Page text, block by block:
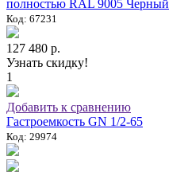
полностью RAL 9005 Черный
Код: 67231
127 480 р.
Узнать скидку!
1
Добавить к сравнению
Гастроемкость GN 1/2-65
Код: 29974